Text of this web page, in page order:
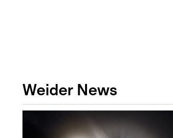
Weider News